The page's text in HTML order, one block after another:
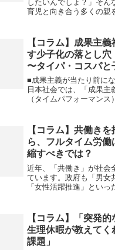
したいんでしょ？」そん
育児と向き合う多くの親
しょうか。---■ 1歳で復
ない空気感日本...
【コラム】成果主
す少子化の落とし穴
〜タイパ・コスパと
の悪さとは〜
■成果主義が当たり前に
日本社会では、「成果主
（タイムパフォーマンス
るべく早く、なるべく無
よく成果を出す──そん
【コラム】共働き
ら、フルタイム労働
縮すべきでは？
近年、「共働き」が社会
ています。政府も「男女
「女性活躍推進」といっ
る現実には、大きな矛
れは、「共働きを求めな
【コラム】「突発
生理休暇が教えてく
課題」